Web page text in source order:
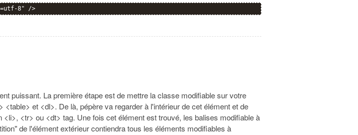
8" />
puissant. La première étape est de mettre la classe modifiable sur votre
et <dl>. De là, pépère va regarder à l'intérieur de cet élément et de
<tr> ou <dt> tag. Une fois cet élément est trouvé, les balises modifiable à
de l'élément extérieur contiendra tous les éléments modifiables à